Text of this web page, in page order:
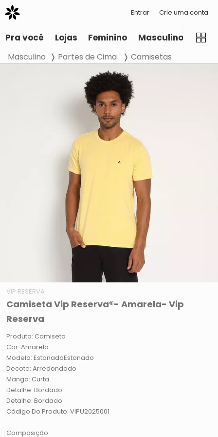
Entrar Crie uma conta
Pra você Lojas Feminino Masculino
Masculino Partes de Cima Camisetas
VIP RESERVA
Camiseta Vip Reserva®- Amarela- Vip
Reserva
Produto: Camiseta
Cor: Amarelo
Modelo: EstonadoEstonado
Decote: Arredondado
Manga: Curta
Detalhe: Bordado
Detalhe: Bordado
Código Do Produto: VIPU2025001
Composição: